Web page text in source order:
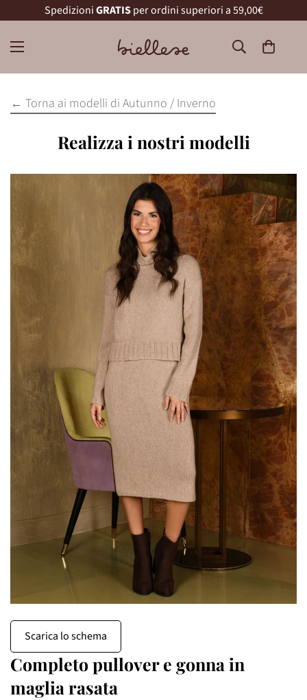
SpedizioniGRATISper ordini superiori a 59,00€
← Torna ai modelli di Autunno / Inverno
Realizza i nostri modelli
Scarica lo schema
Completo pullover e gonna in
maglia rasata